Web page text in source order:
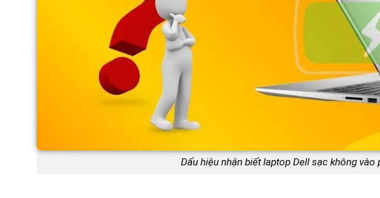
Dấu hiệu nhận biết laptop Dell sạc không vào